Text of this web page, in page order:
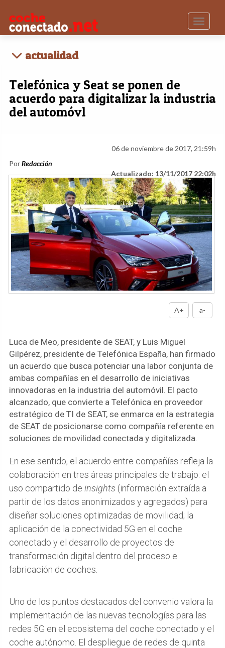
Toggle
actualidad
Telefónica y Seat se ponen de
acuerdo para digitalizar la industria
del automóvl
06 de noviembre de 2017, 21:59h
PorRedacción
Actualizado: 13/11/2017 22:02h
A+ a-
Luca de Meo, presidente de SEAT, y Luis Miguel
Gilpérez, presidente de Telefónica España, han firmado
un acuerdo que busca potenciar una labor conjunta de
ambas compañías en el desarrollo de iniciativas
innovadoras en la industria del automóvil. El pacto
alcanzado, que convierte a Telefónica en proveedor
estratégico de TI de SEAT, se enmarca en la estrategia
de SEAT de posicionarse como compañía referente en
soluciones de movilidad conectada y digitalizada.
En ese sentido, el acuerdo entre compañías refleja la
colaboración en tres áreas principales de trabajo: el
uso compartido de insights (información extraída a
partir de los datos anonimizados y agregados) para
diseñar soluciones optimizadas de movilidad; la
aplicación de la conectividad 5G en el coche
conectado y el desarrollo de proyectos de
transformación digital dentro del proceso e
fabricación de coches.
Uno de los puntos destacados del convenio valora la
implementación de las nuevas tecnologías para las
redes 5G en el ecosistema del coche conectado y el
coche autónomo. El despliegue de redes de quinta